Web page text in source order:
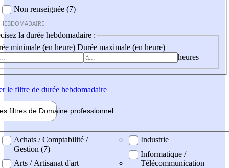
Non renseignée (7)
la durée hebdomadaire :
minimale (en heure) Durée maximale (en heure)
heures
le filtre de durée hebdomadaire
filtres de Domaine professionnel
professionel
Achats / Comptabilité /
Gestion (7)
Arts / Artisanat d'art
Industrie
Informatique /
Télécommunication